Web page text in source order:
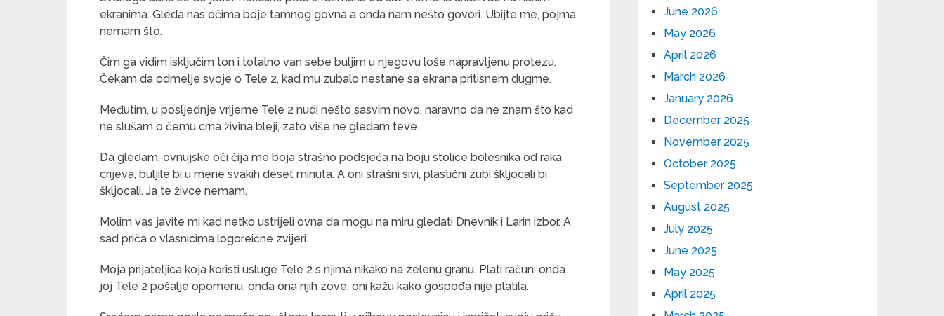
ekranima. Gleda nas očima boje tamnog govna a onda nam nešto govori. Ubijte me, pojma
nemam što.
Čim ga vidim isključim ton i totalno van sebe buljim u njegovu loše napravljenu protezu.
Čekam da odmelje svoje o Tele 2, kad mu zubalo nestane sa ekrana pritisnem dugme.
Međutim, u posljednje vrijeme Tele 2 nudi nešto sasvim novo, naravno da ne znam što kad
ne slušam o čemu crna živina bleji, zato više ne gledam teve.
Da gledam, ovnujske oči čija me boja strašno podsjeća na boju stolice bolesnika od raka
crijeva, buljile bi u mene svakih deset minuta. A oni strašni sivi, plastični zubi škljocali bi
škljocali. Ja te živce nemam.
Molim vas javite mi kad netko ustrijeli ovna da mogu na miru gledati Dnevnik i Larin izbor. A
sad priča o vlasnicima logoreične zvijeri.
Moja prijateljica koja koristi usluge Tele 2 s njima nikako na zelenu granu. Plati račun, onda
joj Tele 2 pošalje opomenu, onda ona njih zove, oni kažu kako gospođa nije platila.
June 2026
May 2026
April 2026
March 2026
January 2026
December 2025
November 2025
October 2025
September 2025
August 2025
July 2025
June 2025
May 2025
April 2025